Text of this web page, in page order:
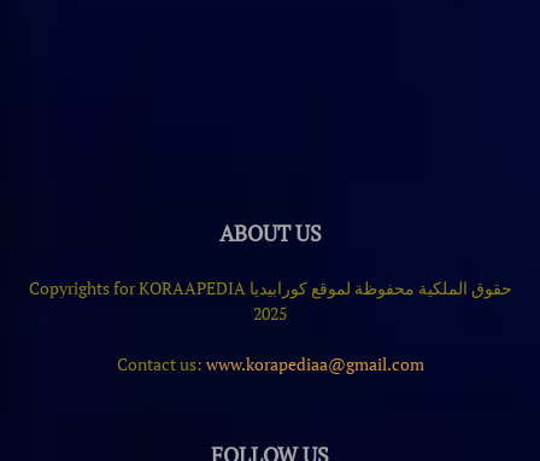
FOLLOW US